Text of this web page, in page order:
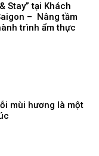
Stay” tại Khách
– Nâng tầm
trình ẩm thực
mùi hương là một